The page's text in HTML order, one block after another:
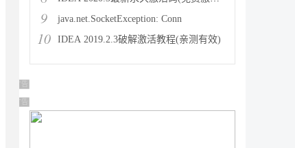
9 java.net.SocketException: Conn
10 IDEA 2019.2.3破解激活教程(亲测有效)
广告 商业广告，理性选择
广告 商业广告，理性选择